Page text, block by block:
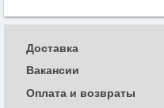
Доставка
Вакансии
Оплата и возвраты